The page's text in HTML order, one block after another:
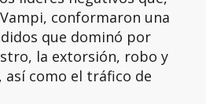
conformaron una
que dominó por
la extorsión, robo y
así como el tráfico de